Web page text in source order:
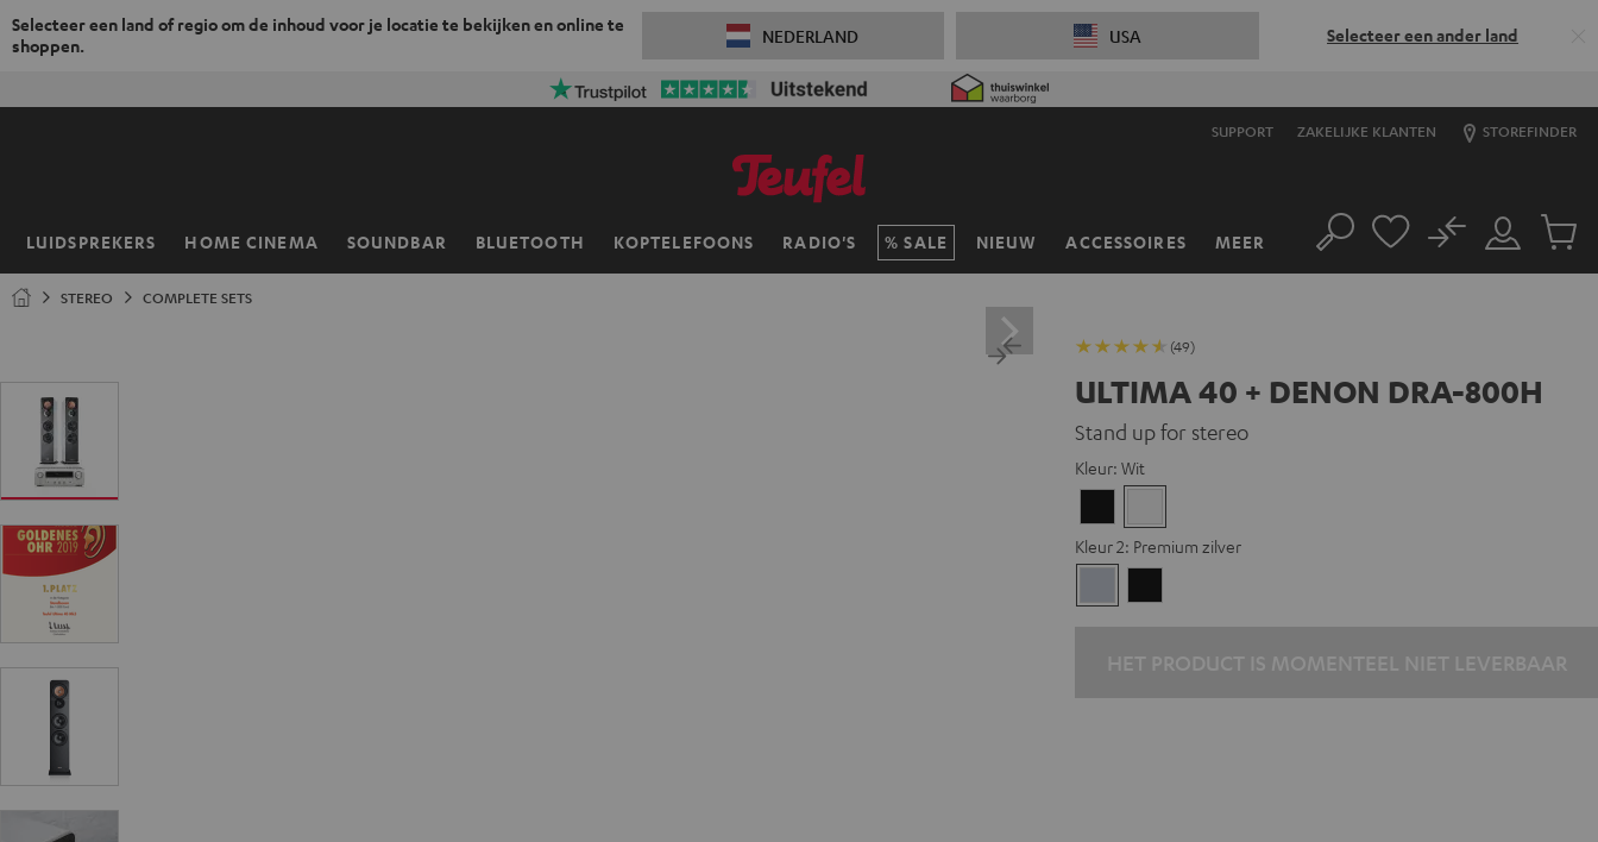
Selecteer een land of regio om de inhoud voor je locatie te bekijken en online te
shoppen.
NEDERLAND USA Selecteer een ander land
SUPPORT ZAKELIJKE KLANTEN STOREFINDER
LUIDSPREKERS HOME CINEMA SOUNDBAR BLUETOOTH KOPTELEFOONS RADIO'S SALE NIEUW ACCESSOIRES MEER
Home Zoeken
Mijn
account
No
STEREO COMPLETE SETS
(49)
ULTIMA 40 + DENON DRA-800H
Stand up for stereo
Kleur: Wit
Kleur 2: Premium zilver
zilver